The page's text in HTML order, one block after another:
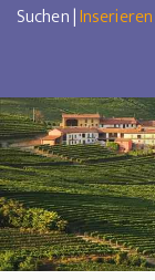
Suchen|Inserieren